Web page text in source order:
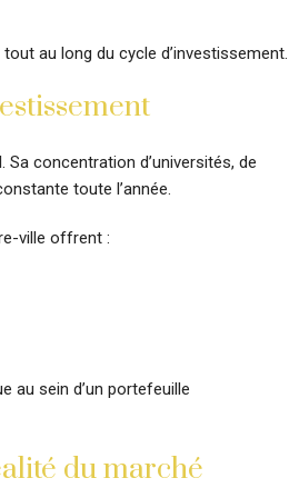
au long du cycle d’investissement.
concentration d’universités, de
toute l’année.
ville offrent :
au sein d’un portefeuille
du marché